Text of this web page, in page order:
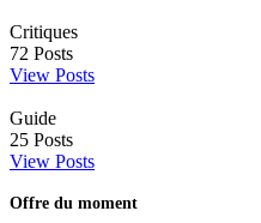
Critiques
72 Posts
View Posts
Guide
25 Posts
View Posts
Offre du moment